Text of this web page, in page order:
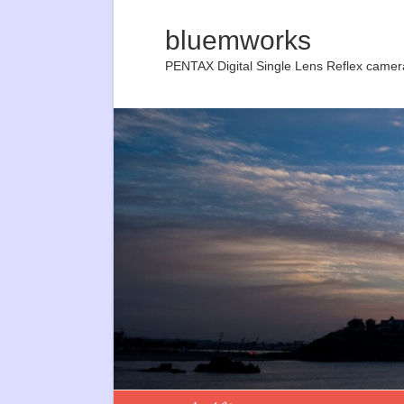
bluemworks
PENTAX Digital Single Lens Reflex